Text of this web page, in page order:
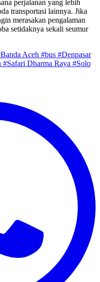
perjalanan yang lebih
transportasi lainnya. Jika
merasakan pengalaman
setidaknya sekali seumur
Aceh #bus #Denpasar
#Safari Dharma Raya #Solo